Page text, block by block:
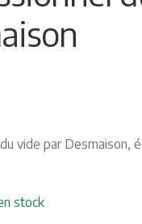
vide par Desmaison,
stock